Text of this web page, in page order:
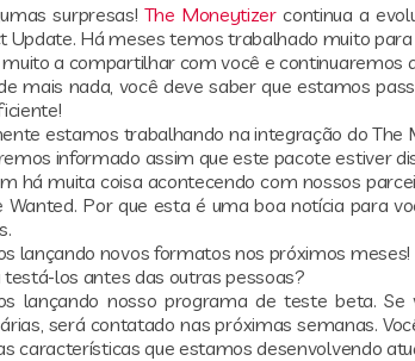
surpresas! The Moneytizercontinua a
Update. Há meses temos trabalhado muito
a compartilhar com você e continuaremos
mais nada, você deve saber que estamos
estamos trabalhando na integração do The
informado assim que este pacote estiver
há muita coisa acontecendo com nossos
Wanted. Por que esta é uma boa notícia para
lançando novos formatos nos próximos
testá-los antes das outras pessoas?
lançando nosso programa de teste beta.
será contatado nas próximas semanas.
características que estamos desenvolvendo